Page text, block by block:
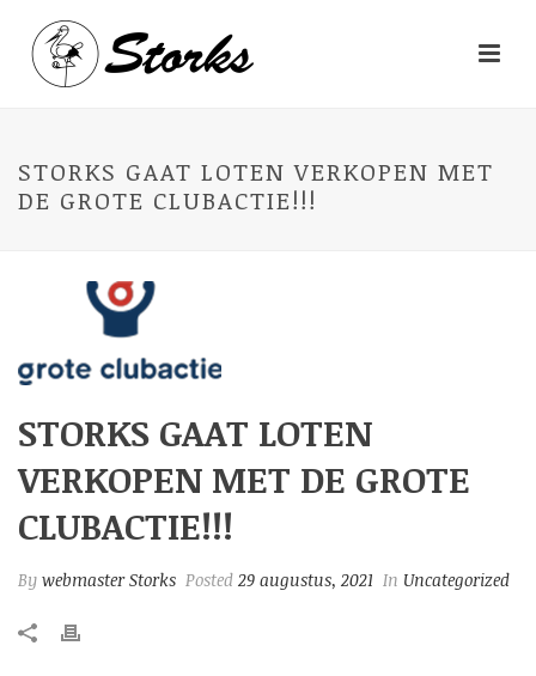
STORKS GAAT LOTEN VERKOPEN MET
DE GROTE CLUBACTIE!!!
STORKS GAAT LOTEN
VERKOPEN MET DE GROTE
CLUBACTIE!!!
By webmaster Storks Posted 29 augustus, 2021 In Uncategorized